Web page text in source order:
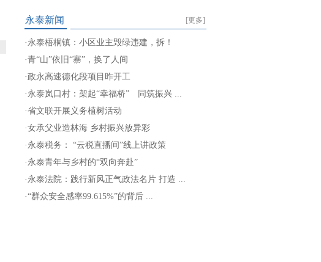
[更多]
永泰新闻
· 永泰梧桐镇：小区业主毁绿违建，拆！
·青“山”依旧“寨”，换了人间
·政永高速德化段项目昨开工
· 永泰岚口村：架起“幸福桥” 同筑振兴 ...
·省文联开展义务植树活动
·女承父业造林海 乡村振兴放异彩
· 永泰税务： “云税直播间”线上讲政策
· 永泰青年与乡村的“双向奔赴”
· 永泰法院：践行新风正气政法名片 打造 ...
·“群众安全感率99.615%”的背后 ...